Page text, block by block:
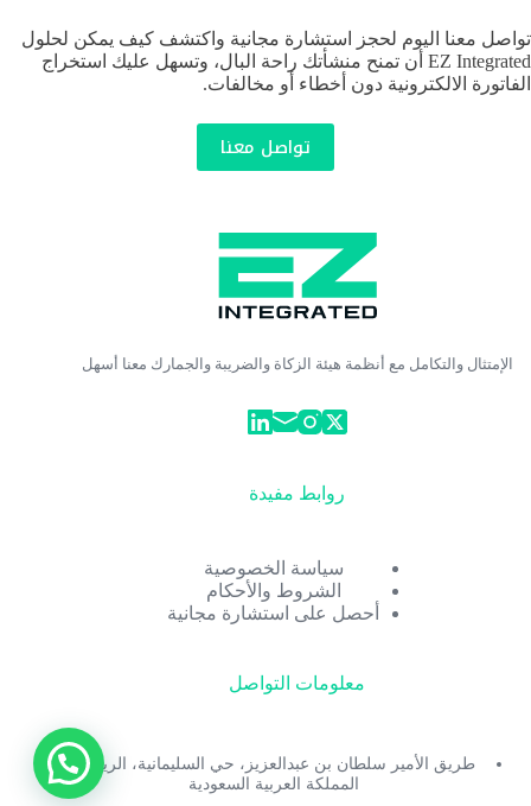
تواصل معنا اليوم لحجز استشارة مجانية واكتشف كيف يمكن لحلول
EZ Integrated أن تمنح منشأتك راحة البال، وتسهل عليك استخراج
الفاتورة الالكترونية دون أخطاء أو مخالفات.
تواصل معنا
الإمتثال والتكامل مع أنظمة هيئة الزكاة والضريبة والجمارك معنا أسهل
روابط مفيدة
سياسة الخصوصية
الشروط والأحكام
أحصل على استشارة مجانية
معلومات التواصل
طريق الأمير سلطان بن عبدالعزيز، حي السليمانية، الرياض،
المملكة العربية السعودية